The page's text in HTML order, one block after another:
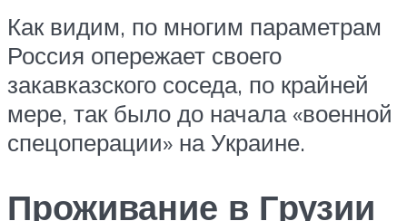
Как видим, по многим параметрам
Россия опережает своего
закавказского соседа, по крайней
мере, так было до начала «военной
спецоперации» на Украине.
Проживание в Грузии